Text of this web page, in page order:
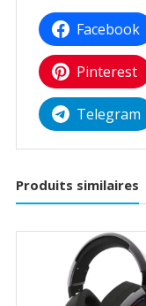
Facebook
Pinterest
Telegram
Produits similaires